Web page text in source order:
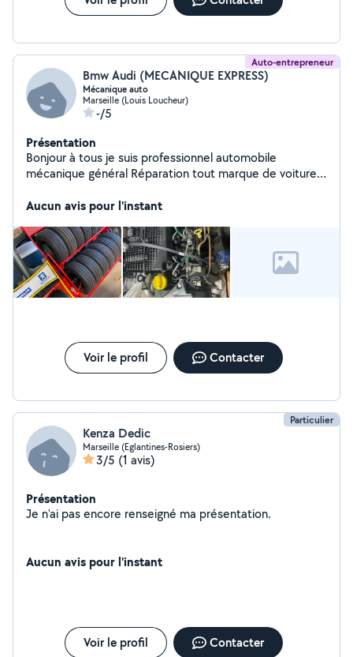
Auto-entrepreneur
Bmw Audi (MECANIQUE EXPRESS)
Mécanique auto
Marseille (Louis Loucheur)
-/5
Présentation
Bonjour à tous je suis professionnel automobile
mécanique général Réparation tout marque de voiture
Pneus neufs et occasion Réparation boîte automatique
garage Diagnostic à partir de 50 Déplacement et devis
gratuit Cordialement
Aucun avis pour l'instant
Voir le profil Contacter
Particulier
Kenza Dedic
Marseille (Eglantines-Rosiers)
3/5 (1 avis)
Présentation
Je n'ai pas encore renseigné ma présentation.
Aucun avis pour l'instant
Voir le profil Contacter